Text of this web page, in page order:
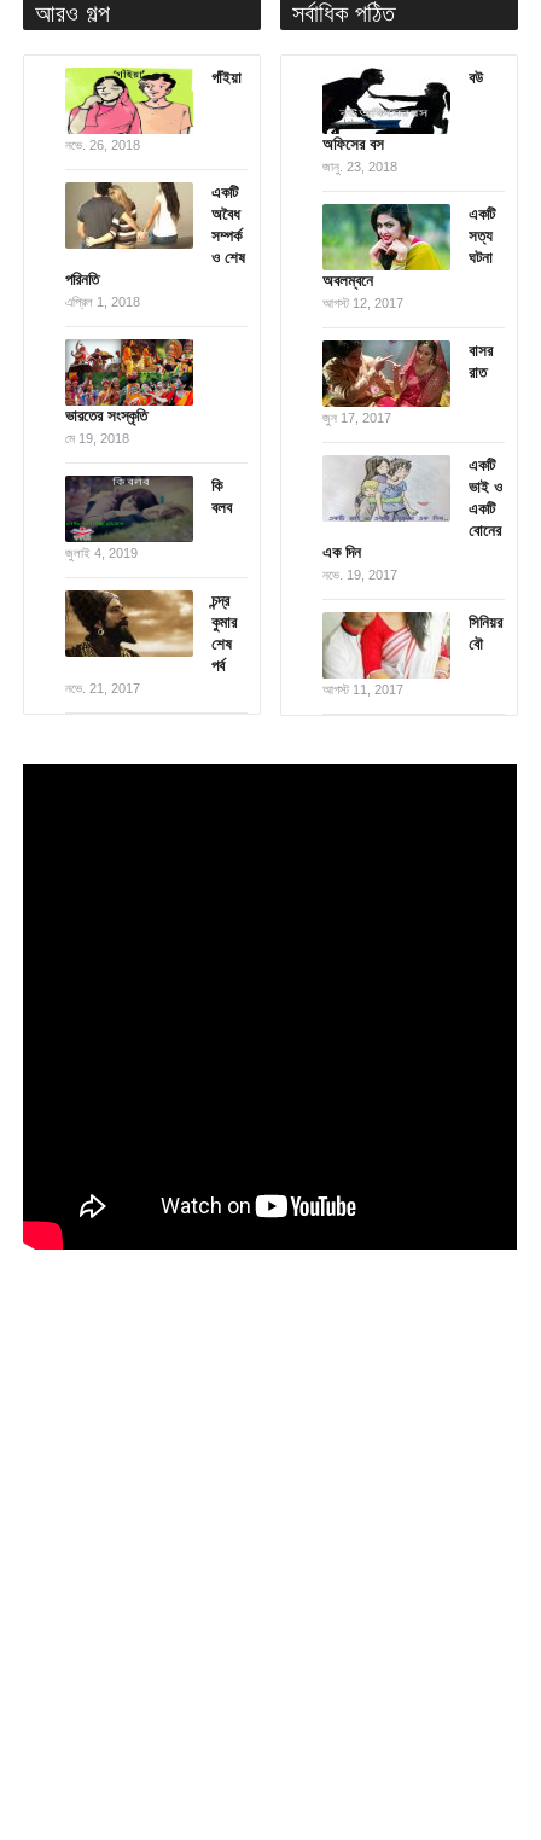
আরও গল্প
গাঁইয়া
নভে. 26, 2018
একটি
অবৈধ
সম্পর্ক
ও শেষ
পরিনতি
এপ্রিল 1, 2018
ভারতের সংস্কৃতি
মে 19, 2018
কি
বলব
জুলাই 4, 2019
চন্দ্র
কুমার
শেষ
পর্ব
নভে. 21, 2017
সর্বাধিক পঠিত
বউ
অফিসের বস
জানু. 23, 2018
একটি
সত্য
ঘটনা
অবলম্বনে
আগস্ট 12, 2017
বাসর
রাত
জুন 17, 2017
একটি
ভাই ও
একটি
বোনের
এক দিন
নভে. 19, 2017
সিনিয়র
বৌ
আগস্ট 11, 2017